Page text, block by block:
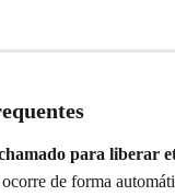
para liberar
de forma